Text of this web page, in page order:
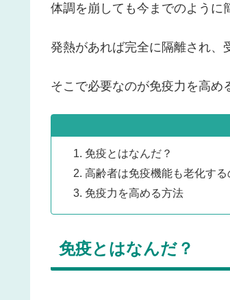
体調を崩しても今までのように
発熱があれば完全に隔離され、
そこで必要なのが免疫力を高め
免疫とはなんだ？
高齢者は免疫機能も老化する
免疫力を高める方法
免疫とはなんだ？